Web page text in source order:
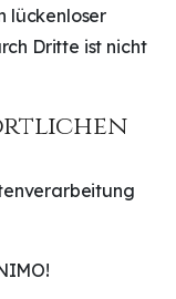
lückenloser
Dritte ist nicht